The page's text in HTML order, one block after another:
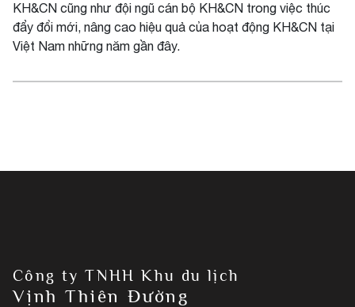
KH&CN cũng như đội ngũ cán bộ KH&CN trong việc thúc
đẩy đổi mới, nâng cao hiệu quả của hoạt động KH&CN tại
Việt Nam những năm gần đây.
Công ty TNHH Khu du lịch
Vịnh Thiên Đường